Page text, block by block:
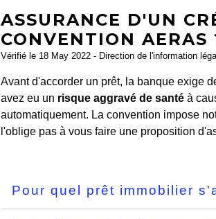
ASSURANCE D'UN
CONVENTION AERAS
Vérifié le 18 May 2022 - Direction de l'information
Avant d'accorder un prêt, la banque exige
avez eu un risque aggravé de santéà
automatiquement. La convention impose
l'oblige pas à vous faire une proposition
Pour quel prêt immobilier